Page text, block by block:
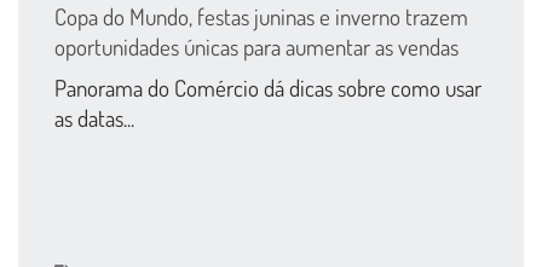
Copa do Mundo, festas juninas e inverno trazem
oportunidades únicas para aumentar as vendas
Panorama do Comércio dá dicas sobre como usar
as datas...